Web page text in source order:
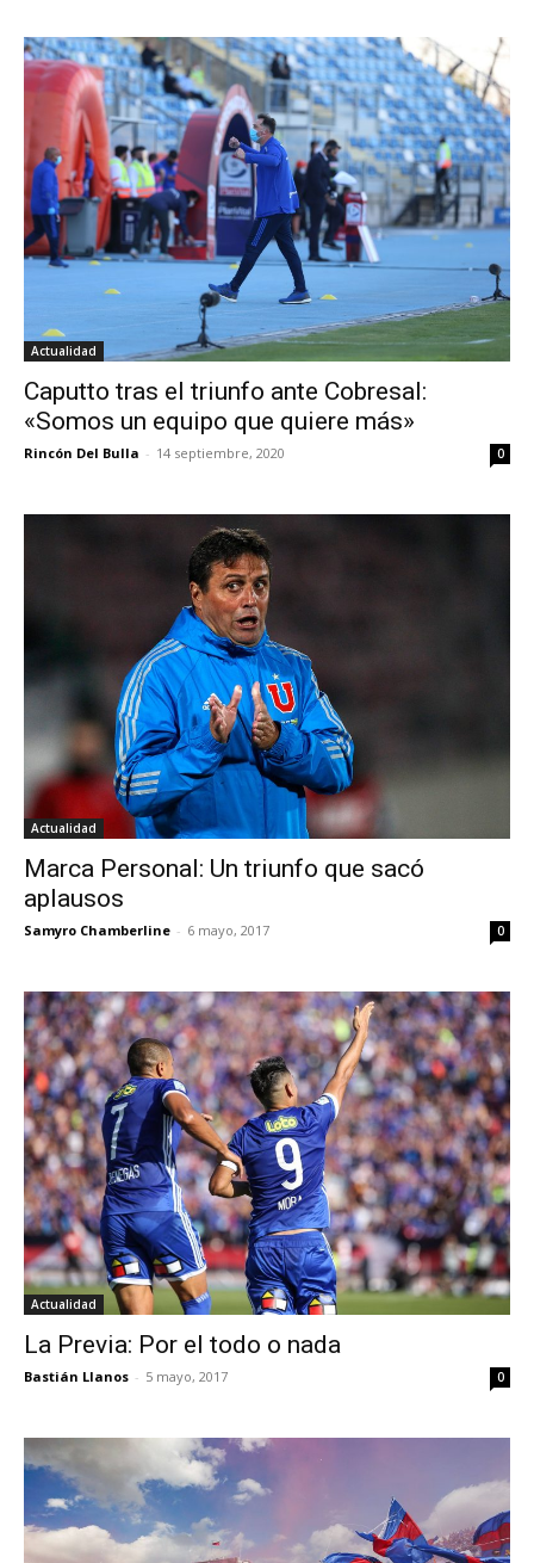
Actualidad
Caputto tras el triunfo ante Cobresal:
«Somos un equipo que quiere más»
Rincón Del Bulla - 14 septiembre, 2020 0
Actualidad
Marca Personal: Un triunfo que sacó
aplausos
Samyro Chamberline - 6 mayo, 2017 0
Actualidad
La Previa: Por el todo o nada
Bastián Llanos - 5 mayo, 2017 0